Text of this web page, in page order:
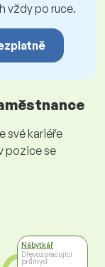
vždy po ruce.
své kariéře
pozice se
Nábytkář
Dřevozpracující
průmysl